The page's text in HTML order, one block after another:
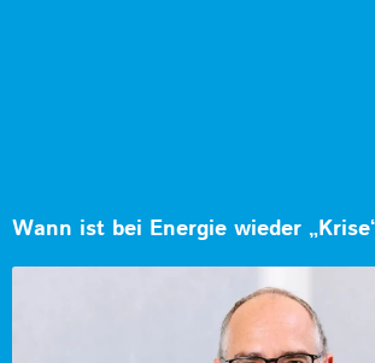
Wann ist bei Energie wieder